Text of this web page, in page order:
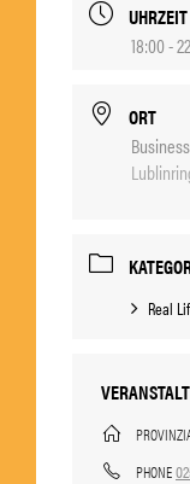
UHRZEIT
18:00 -
ORT
Real
PHONE